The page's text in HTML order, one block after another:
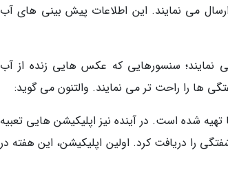
می نمایند. این اطلاعات پیش بینی های آب
سنسورهایی که عکس هایی زنده از آب
ها را راحت تر می نمایند. والتنون می گوید:
شده است. در آینده نیز اپلیکیشن هایی تعبیه
را دریافت کرد. اولین اپلیکیشن، این هفته در